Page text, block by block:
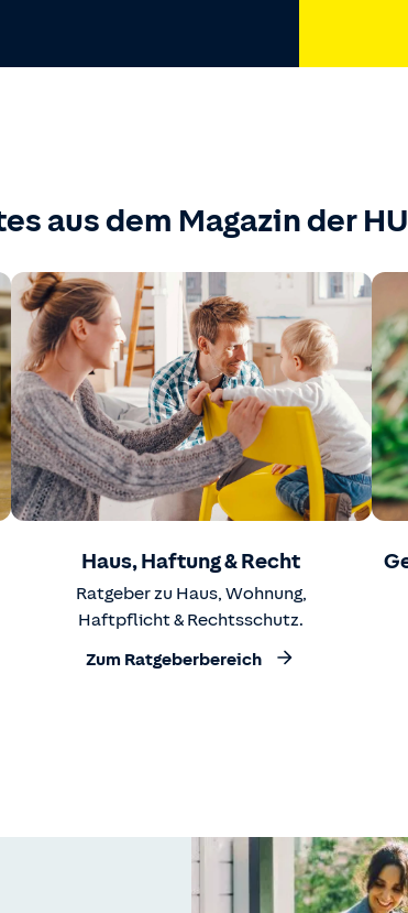
aus dem Magazin der
Haus, Haftung & Recht
Ratgeber zu Haus, Wohnung,
Haftpflicht & Rechtsschutz.
Zum Ratgeberbereich